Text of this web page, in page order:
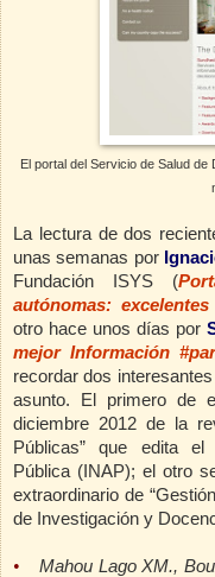
El portal del Servicio de Salud de
La lectura de dos
unas semanas por
Fundación ISYS (
autónomas:
otro hace unos días por
mejor Información
recordar dos
asunto. El primero de
diciembre 2012 de la
Públicas” que edita el
Pública (INAP); el otro
extraordinario de
de Investigación y
• Mahou Lago XM.,